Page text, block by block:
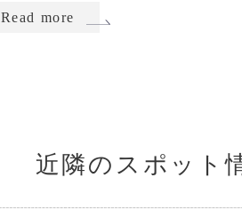
Read more
近隣のスポット